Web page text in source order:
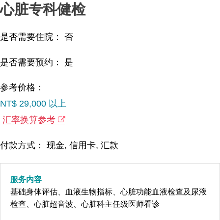
心脏专科健检
是否需要住院： 否
是否需要预约： 是
参考价格：
NT$ 29,000 以上
汇率换算参考
付款方式： 现金, 信用卡, 汇款
服务内容
基础身体评估、血液生物指标、心脏功能血液检查及尿液
检查、心脏超音波、心脏科主任级医师看诊